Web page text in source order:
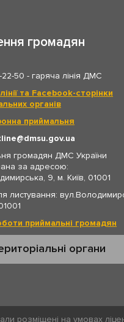
громадян
50 - гаряча лінія ДМС
та Facebook-сторінки
органів
приймальня
dmsu.gov.ua
громадян ДМС України
за адресою:
9, м. Київ, 01001
листування:
приймальні громадян
органи
розміщені на умовах